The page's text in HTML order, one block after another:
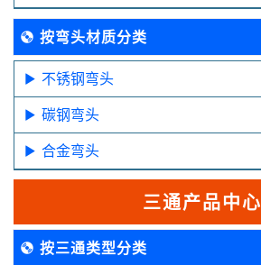
按弯头材质分类
不锈钢弯头
碳钢弯头
合金弯头
三通产品中心
按三通类型分类